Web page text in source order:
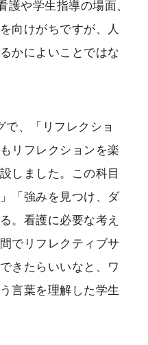
や学生指導の場面、
向けがちですが、人
かによいことではな
、「リフレクショ
リフレクションを楽
しました。この科目
「強みを見つけ、ダ
。看護に必要な考え
でリフレクティブサ
きたらいいなと、ワ
言葉を理解した学生